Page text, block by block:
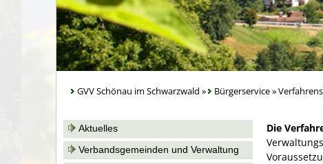
GVV Schönau im Schwarzwald » Bürgerservice»
Aktuelles
Verbandsgemeinden und Verwaltung
Die